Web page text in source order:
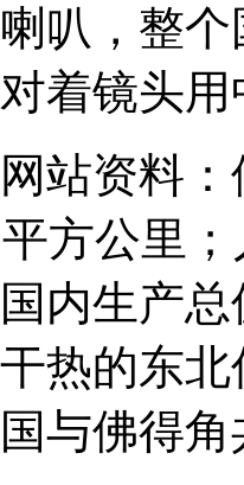
叭，整
着镜头
资料：
方公里
内生产
热的东
与佛得